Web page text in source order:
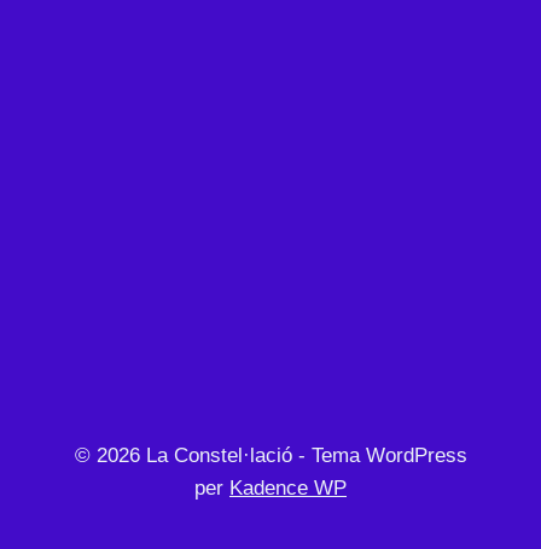
© 2026 La Constel·lació - Tema WordPress
per Kadence WP